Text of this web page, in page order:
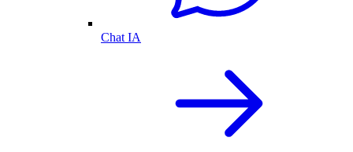
Chat IA